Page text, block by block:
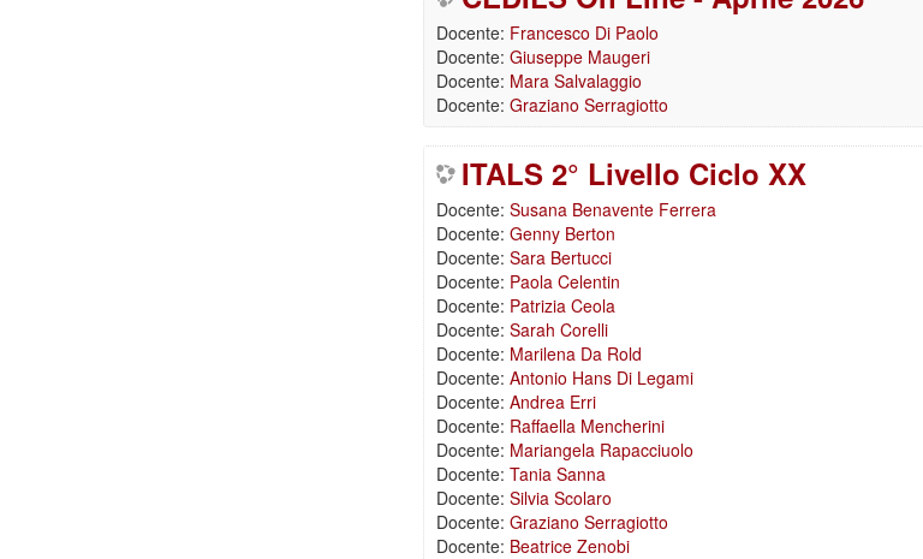
Docente: Francesco Di Paolo
Docente: Giuseppe Maugeri
Docente: Mara Salvalaggio
Docente: Graziano Serragiotto
ITALS 2° Livello Ciclo XX
Docente: Susana Benavente Ferrera
Docente: Genny Berton
Docente: Sara Bertucci
Docente: Paola Celentin
Docente: Patrizia Ceola
Docente: Sarah Corelli
Docente: Marilena Da Rold
Docente: Antonio Hans Di Legami
Docente: Andrea Erri
Docente: Raffaella Mencherini
Docente: Mariangela Rapacciuolo
Docente: Tania Sanna
Docente: Silvia Scolaro
Docente: Graziano Serragiotto
Docente: Beatrice Zenobi